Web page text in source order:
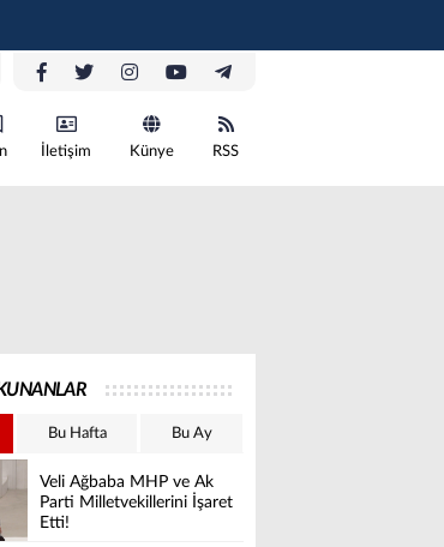
İletişim Künye RSS
Bu Hafta Bu Ay
Veli Ağbaba MHP ve Ak
Parti Milletvekillerini İşaret
Etti!